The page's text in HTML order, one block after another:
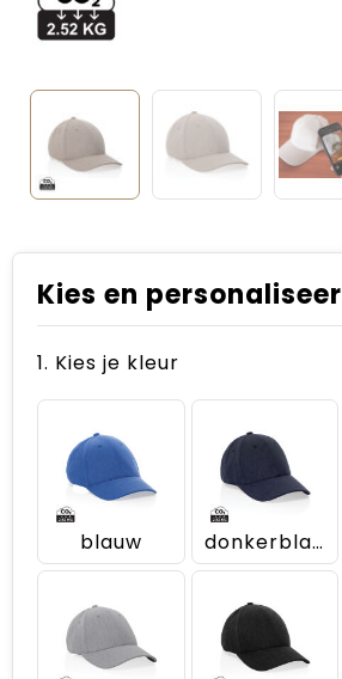
Kies en personaliseer
1. Kies je kleur
blauw donkerblauw